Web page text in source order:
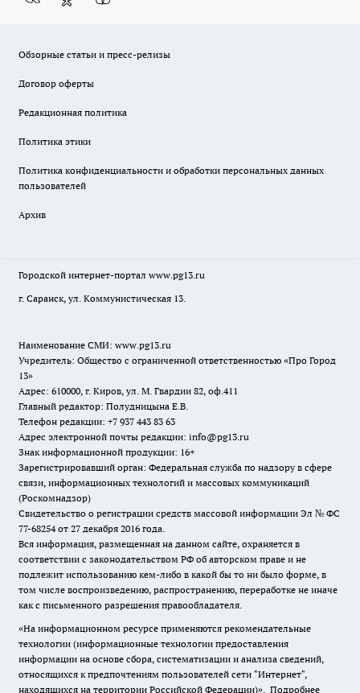
Обзорные статьи и пресс-релизы
Договор оферты
Редакционная политика
Политика этики
Политика конфиденциальности и обработки персональных данных
пользователей
Архив
Городской интернет-портал www.pg13.ru
г. Саранск, ул. Коммунистическая 13.
Наименование СМИ: www.pg13.ru
Учредитель: Общество с ограниченной ответственностью «Про Город
13»
Адрес: 610000, г. Киров, ул. М. Гвардии 82, оф.411
Главный редактор: Полудницына Е.В.
Телефон редакции: +7 937 443 83 63
Адрес электронной почты редакции: info@pg13.ru
Знак информационной продукции: 16+
Зарегистрировавший орган: Федеральная служба по надзору в сфере
связи, информационных технологий и массовых коммуникаций
(Роскомнадзор)
Свидетельство о регистрации средств массовой информации Эл № ФС
77-68254 от 27 декабря 2016 года.
Вся информация, размещенная на данном сайте, охраняется в
соответствии с законодательством РФ об авторском праве и не
подлежит использованию кем-либо в какой бы то ни было форме, в
том числе воспроизведению, распространению, переработке не иначе
как с письменного разрешения правообладателя.
«На информационном ресурсе применяются рекомендательные
технологии (информационные технологии предоставления
информации на основе сбора, систематизации и анализа сведений,
относящихся к предпочтениям пользователей сети "Интернет",
находящихся на территории Российской Федерации)». Подробнее